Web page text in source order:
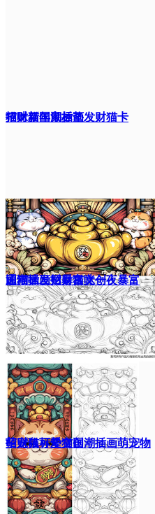
猫咪新年鼠标垫
招财猫国潮插画发财猫卡
通猫咪发财暴富文创
国潮插画招财猫咪一夜暴富
萌宠鼠标垫文创
招财猫可爱猫国潮插画萌宠物